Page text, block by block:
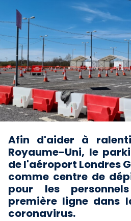
Afin d'aider à
Royaume-Uni, le
de l'aéroport Londres
comme centre de
pour les
première ligne dans
coronavirus.